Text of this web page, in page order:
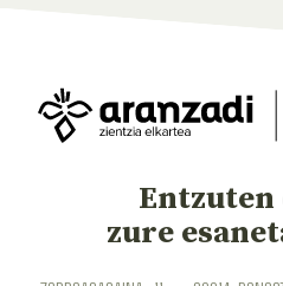
Entzuten
zure